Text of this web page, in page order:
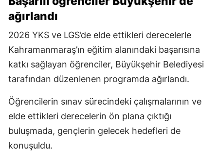
ağırlandı
2026 YKS ve LGS’de elde ettikleri derecelerle
Kahramanmaraş’ın eğitim alanındaki başarısına
katkı sağlayan öğrenciler, Büyükşehir Belediyesi
tarafından düzenlenen programda ağırlandı.
Öğrencilerin sınav sürecindeki çalışmalarının ve
elde ettikleri derecelerin ön plana çıktığı
buluşmada, gençlerin gelecek hedefleri de
konuşuldu.